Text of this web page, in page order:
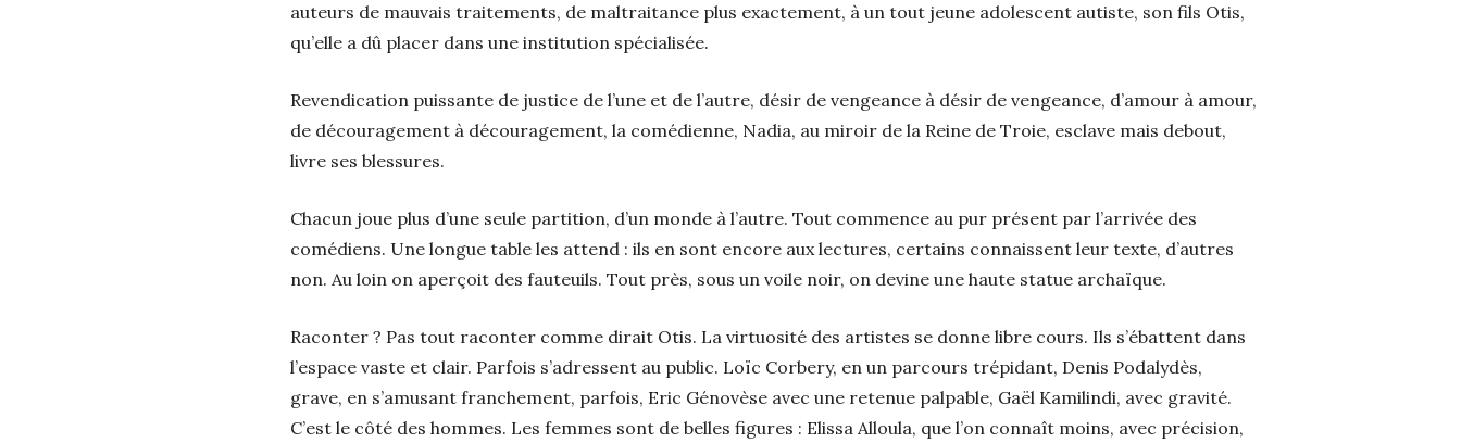
auteurs de mauvais traitements, de maltraitance plus exactement, à un tout jeune adolescent autiste, son fils Otis,
qu’elle a dû placer dans une institution spécialisée.
Revendication puissante de justice de l’une et de l’autre, désir de vengeance à désir de vengeance, d’amour à amour,
de découragement à découragement, la comédienne, Nadia, au miroir de la Reine de Troie, esclave mais debout,
livre ses blessures.
Chacun joue plus d’une seule partition, d’un monde à l’autre. Tout commence au pur présent par l’arrivée des
comédiens. Une longue table les attend : ils en sont encore aux lectures, certains connaissent leur texte, d’autres
non. Au loin on aperçoit des fauteuils. Tout près, sous un voile noir, on devine une haute statue archaïque.
Raconter ? Pas tout raconter comme dirait Otis. La virtuosité des artistes se donne libre cours. Ils s’ébattent dans
l’espace vaste et clair. Parfois s’adressent au public. Loïc Corbery, en un parcours trépidant, Denis Podalydès,
grave, en s’amusant franchement, parfois, Eric Génovèse avec une retenue palpable, Gaël Kamilindi, avec gravité.
C’est le côté des hommes. Les femmes sont de belles figures : Elissa Alloula, que l’on connaît moins, avec précision,